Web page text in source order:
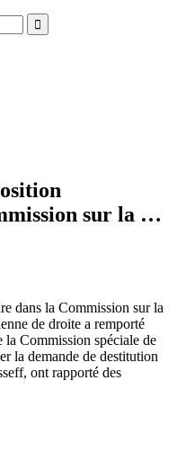
sur la …
dans la Commission sur la
de droite a remporté
la Commission spéciale de
la demande de destitution
ont rapporté des